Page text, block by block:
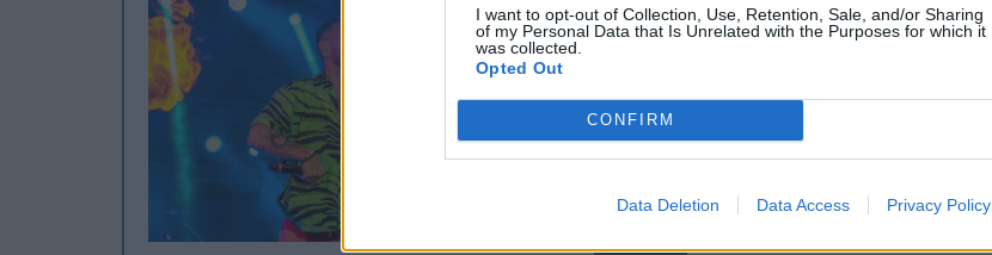
I want to opt-out of Collection, Use, Retention, Sale, and/or Sharing
of my Personal Data that Is Unrelated with the Purposes for which it
was collected.
Opted Out
CONFIRM
Data Deletion Data Access Privacy Policy